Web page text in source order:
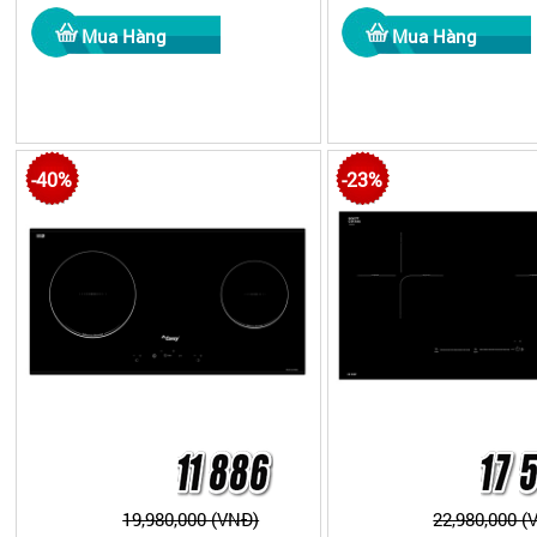
-40%
19,980,000 (VNĐ)
-23%
22,980,000